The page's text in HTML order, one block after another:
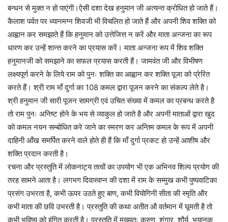
बन्धन से मुक्त न हो पाएंगी।ऐसी दशा देख हनुमान जी अत्यन्त क्रोधित हो जाते हैं।
कैलाश पर्वत पर ध्यानमग्न शिवजी भी विचलित हो जाते हैं और अपनी शिव शक्ति को
आह्वान कर समझाते हैं कि हनुमान को उत्तेजित्त न करें और माता अन्जना का रूप
धारण कर उन्हें शान्त करने का प्रयास करें। माता अन्जना रूप में शिव शक्ति
हनुमानजी को समझाने का सफल प्रयास करती हैं। जामवंत जी और विभीषण
लक्ष्यपूर्ण करने के लिये राम को पुनः शक्ति का आह्वान कर शक्ति पूजा को प्रेरित
करते हैं। श्री राम माँ दुर्गा का 108 कमल द्वारा पूजन करने का संकल्प लेते है।
श्री हनुमान जी सारी पूजन सामग्री एवं उचित संख्या में कमल का प्रबन्ध करते है
तो राम पुनः अनिष्ट होने के भय से व्याकुल हो जाते है और अपनी माताओं द्वारा खुद
को कमल नयन सम्बोधित करे जाने का स्मरण कर अन्तिम कमल के रूप में अपनी
दाहिनी आँख समर्पित करने वाले होते ही हैं कि माँ दुर्गा प्रकट हो उन्हें आशीष और
शक्ति प्रदान करती है।
रचना और प्रस्तुति में लोकनाट्य तत्वों का उपयोग भी एक अभिनव शिल्प प्रयोग की
तरह सामने आता है। लगभग दिवास्वप्न की दशा में राम के सम्मुख कभी पुष्पवाटिका
प्रसंग उभरता है, कभी ऊपर उठते हुए बाण, कभी वियोगिनी सीता की स्मृति और
कभी माता की छवि उभरती है। प्रस्तुति की कथा अतीत औ वर्तमान में घूमती है तो
कभी भविष्य को इंगित करती है। प्रस्तुति में मुख्यतः करुण, शृंगार, शौर्य, भयानक